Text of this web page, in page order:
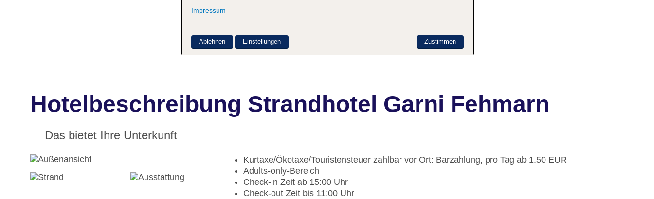
Hotelbeschreibung Strandhotel Garni Fehmarn
Das bietet Ihre Unterkunft
Kurtaxe/Ökotaxe/Touristensteuer zahlbar vor Ort: Barzahlung, pro Tag ab 1.50 EUR
Adults-only-Bereich
Check-in Zeit ab 15:00 Uhr
Check-out Zeit bis 11:00 Uhr
Impressum
Zustimmen
Ablehnen Einstellungen